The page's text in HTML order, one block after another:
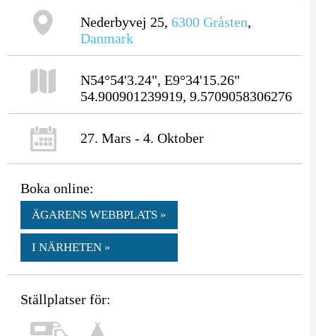
Nederbyvej 25, 6300 Gråsten,
Danmark
N54°54'3.24", E9°34'15.26"
54.900901239919, 9.5709058306276
27. Mars - 4. Oktober
Boka online:
ÄGARENS WEBBPLATS »
I NÄRHETEN »
Ställplatser för: